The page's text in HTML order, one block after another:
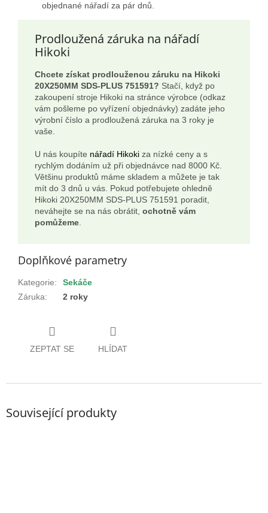
objednané nářadí za pár dnů.
Prodloužená záruka na nářadí
Hikoki
Chcete získat prodlouženou záruku na Hikoki
20X250MM SDS-PLUS 751591? Stačí, když po
zakoupení stroje Hikoki na stránce výrobce (odkaz
vám pošleme po vyřízení objednávky) zadáte jeho
výrobní číslo a prodloužená záruka na 3 roky je
vaše.
U nás koupíte nářadí Hikoki za nízké ceny a s
rychlým dodáním už při objednávce nad 8000 Kč.
Většinu produktů máme skladem a můžete je tak
mít do 3 dnů u vás. Pokud potřebujete ohledně
Hikoki 20X250MM SDS-PLUS 751591 poradit,
neváhejte se na nás obrátit, ochotně vám
pomůžeme
Doplňkové parametry
Kategorie:
Sekáče
Záruka: 2 roky
ZEPTAT SE HLÍDAT
Související produkty